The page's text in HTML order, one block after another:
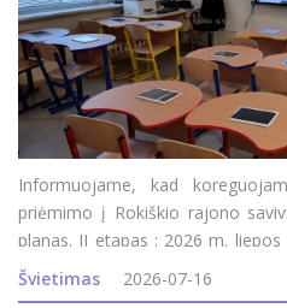
Informuojame, kad
priėmimo į Rokiškio rajono
planas. II etapas : 2026 m. liepos
prašymų pildymas, koregavimas;
m. rugpjūčio 5 d. – e
Švietimas 2026-07-16